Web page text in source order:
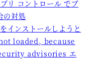
リ コントロール でブ
の対処
インストールしようと
loaded, because
advisories エ